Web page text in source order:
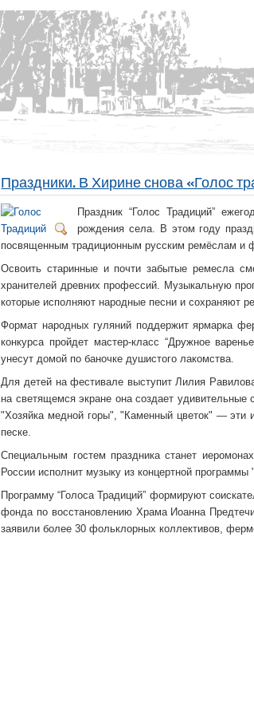
Праздники. В Хирине снова «Голос
Праздник “Голос Традиций”
рождения села. В этом году
посвященным традиционным русским ремёслам и
Освоить старинные и почти забытые ремесла
хранителей древних профессий. Музыкальную
которые исполняют народные песни и сохраняют
Формат народных гуляний поддержит ярмарка
конкурса пройдет мастер-класс “Дружное
унесут домой по баночке душистого лакомства.
Для детей на фестивале выступит Лилия
на светящемся экране она создает
"Хозяйка медной горы", "Каменный цветок" — эти
песке.
Специальным гостем праздника станет
России исполнит музыку из концертной программы
Программу “Голоса Традиций” формируют
фонда по восстановлению Храма Иоанна
заявили более 30 фольклорных коллективов,